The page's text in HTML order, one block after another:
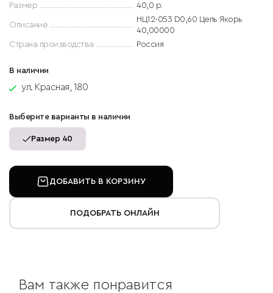
Размер
40,0 р.
Описание
НЦ12-053 D0,60 Цепь Якорь
40,00000
Страна производства
Россия
В наличии
ул. Красная, 180
Выберите варианты в наличии
Размер 40
ДОБАВИТЬ В КОРЗИНУ
ПОДОБРАТЬ ОНЛАЙН
Вам также понравится